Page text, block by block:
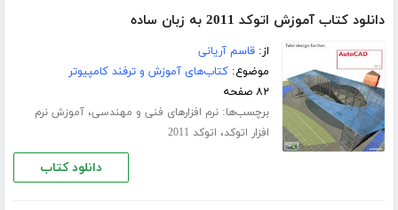
دانلود کتاب آموزش اتوکد 2011 به زبان ساده
از:قاسم آریانی
موضوع:کتاب‌های آموزش و ترفند کامپیوتر
۸۲ صفحه
برچسب‌ها:نرم افزارهای فنی و مهندسی،آموزش نرم
افزار اتوکد، اتوکد 2011
دانلود کتاب